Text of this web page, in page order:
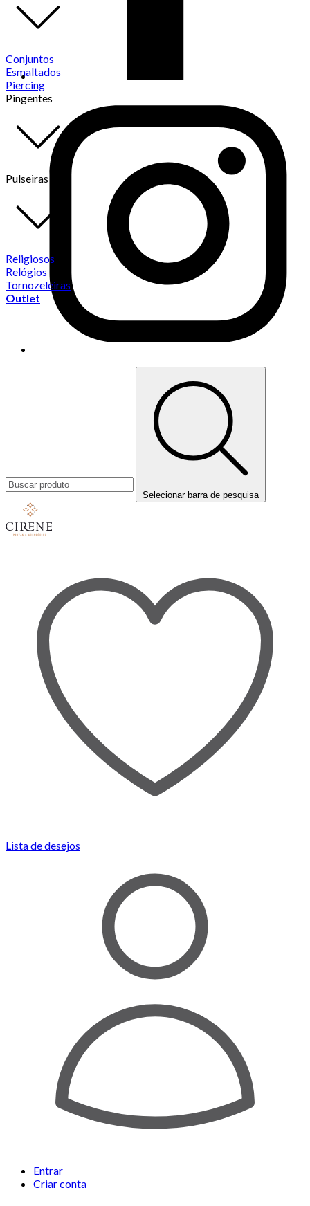
Conjuntos
Esmaltados
Piercing
Pingentes
Pulseiras
Religiosos
Relógios
Tornozeleiras
Outlet
Selecionar barra de pesquisa
Lista de desejos
Entrar
Criar conta